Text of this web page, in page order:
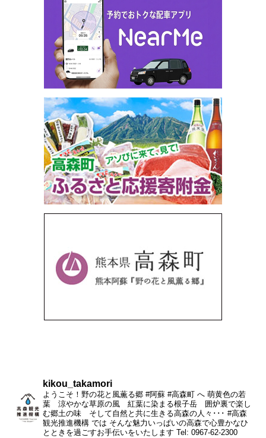
kikou_takamori
ようこそ！野の花と風薫る郷 #阿蘇 #高森町 へ 萌黄色の若
葉 涼やかな草原の風 紅葉に染まる根子岳 囲炉裏で楽し
む郷土の味 そして自然と共に生きる高森の人々･･･ #高森
観光推進機構 では そんな魅力いっぱいの高森で心豊かなひ
とときを過ごすお手伝いをいたします Tel: 0967-62-2300